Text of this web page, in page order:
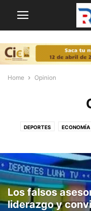
Home Opinion
DEPORTES ECONOMÍA
Los falsos
liderazgo y